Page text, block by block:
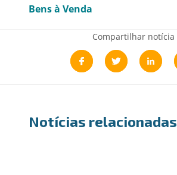
Bens à Venda
Compartilhar notícia
Notícias relacionadas